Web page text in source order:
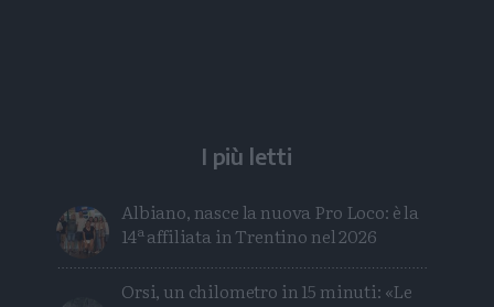
I più letti
Albiano, nasce la nuova Pro Loco: è la
14ª affiliata in Trentino nel 2026
Orsi, un chilometro in 15 minuti: «Le